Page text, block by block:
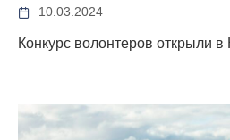
10.03.2024
Конкурс волонтеров открыли в